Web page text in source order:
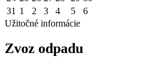
31 1 2 3 4 5
6
Užitočné informácie
Zvoz odpadu